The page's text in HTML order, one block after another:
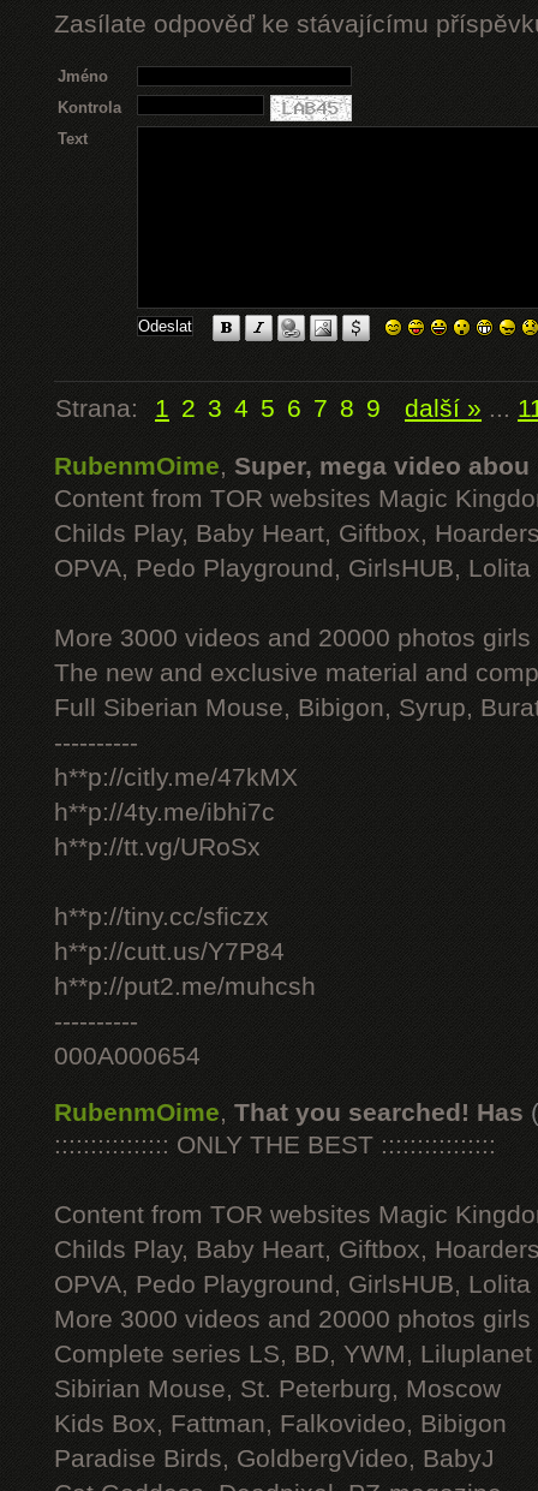
Zasílate odpověď ke stávajícímu
Jméno
Kontrola
Text
Strana: 1 2 3 4 5 6 7 8 9 další » ...
RubenmOime, Super, mega video abou
Content from TOR websites Magic
Childs Play, Baby Heart, Giftbox,
OPVA, Pedo Playground, GirlsHUB, Lolita
More 3000 videos and 20000 photos
The new and exclusive material and
Full Siberian Mouse, Bibigon, Syrup,
----------
h**p://citly.me/47kMX
h**p://4ty.me/ibhi7c
h**p://tt.vg/URoSx
h**p://tiny.cc/sficzx
h**p://cutt.us/Y7P84
h**p://put2.me/muhcsh
----------
000A000654
RubenmOime, That you searched! Has
:::::::::::::::: ONLY THE BEST ::::::::::::::::
Content from TOR websites Magic
Childs Play, Baby Heart, Giftbox,
OPVA, Pedo Playground, GirlsHUB, Lolita
More 3000 videos and 20000 photos
Complete series LS, BD, YWM, Liluplanet
Sibirian Mouse, St. Peterburg, Moscow
Kids Box, Fattman, Falkovideo, Bibigon
Paradise Birds, GoldbergVideo, BabyJ